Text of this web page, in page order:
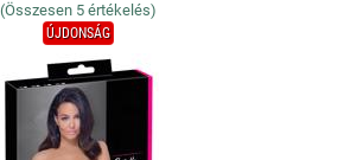
(Összesen 5 értékelés)
ÚJDONSÁG